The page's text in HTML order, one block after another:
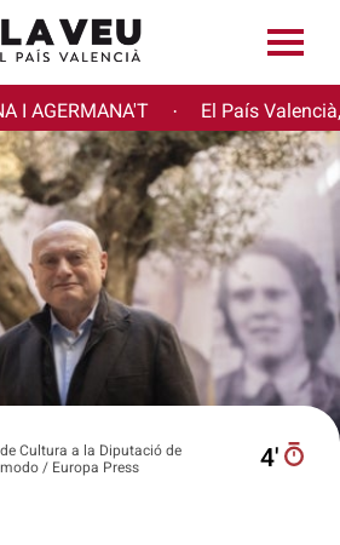
I AGERMANA'T · El País
Cultura a la Diputació de
/ Europa Press
4′